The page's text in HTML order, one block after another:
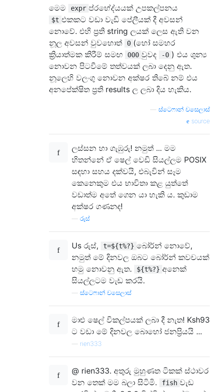
මෙම
expr ප්රභේද්යයක් උපකල්පනය
$t එකකට වඩා වැඩි පේලීයක් දී අවසන්
නොවේ. එහි ප්‍රති string ලයක් ලෙස ඇති වන
නූල අවසන් වුවහොත්
0 (හෝ සමහර
ක්‍රියාත්මක කිරීම් සමඟ
000 වුවද -0 ) එය ශුන්‍ය
නොවන පිටවීමේ තත්වයක් ලබා දෙනු ඇත.
නූලෙහි වලංගු නොවන අක්ෂර තිබේ නම් එය
අනපේක්ෂිත ප්‍රති results ල ලබා දිය හැකිය.
ස්ටෙෆාන් චසෙලාස්
source
ලස්සන හා ගැඹුරු! නමුත් ... මම
හිතන්නේ ඒ ෂෙල් වෙඩි සියල්ලම POSIX
සඳහා සහය දක්වයි, එබැවින් සෑම
කෙනෙකුම එය භාවිතා කළ යුත්තේ
වඩාත්ම අතේ ගෙන යා හැකි ය. කුඩාම
අක්ෂර ගණනද!
රුස්
Us රුස්, t=${t%?} බෝර්න් නොවේ,
නමුත් මේ දිනවල ඔබට බෝර්න් කවචයක්
හමු නොවනු ඇත.
${t%?} අනෙක්
සියල්ලටම වැඩ කරයි.
ස්ටෙෆාන් චසෙලාස්
මාළු ෂෙල් විකල්පයක් ලබා දී නැත! Ksh93
ට වඩා මේ දිනවල බොහෝ ජනප්‍රියයි ...
rien333
@ rien333. අතුරු මුහුණත ටිකක් ස්ථාවර
වන තෙක් මම බලා සිටිමි.
fish වැඩ